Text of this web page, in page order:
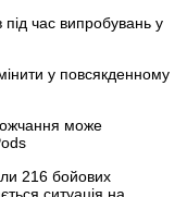
час випробувань у
у повсякденному
може
216 бойових
ситуація на